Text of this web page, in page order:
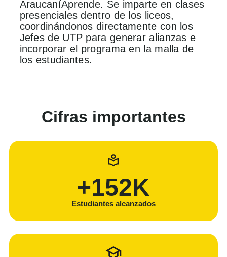
AraucaníAprende. Se imparte en clases
presenciales dentro de los liceos,
coordinándonos directamente con los
Jefes de UTP para generar alianzas e
incorporar el programa en la malla de
los estudiantes.
Cifras importantes
Estudiantes alcanzados
+152K